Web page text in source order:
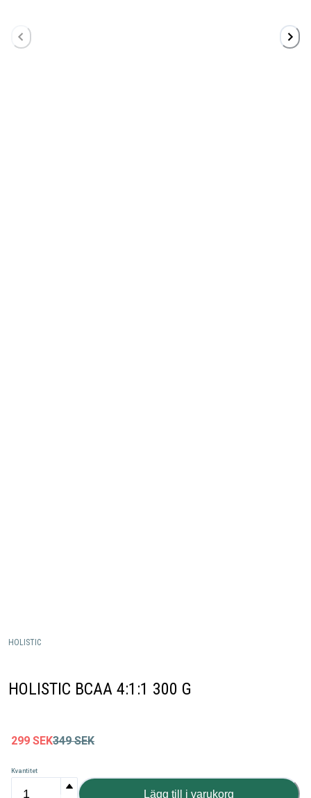
HOLISTIC
HOLISTIC BCAA 4:1:1 300 G
299 SEK349 SEK
Kvantitet
Lägg till i varukorg